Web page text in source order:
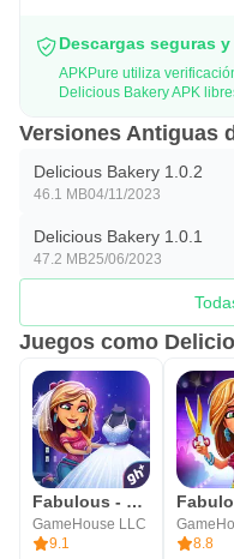
Descargas seguras
APKPure utiliza
Delicious Bakery APK
Versiones Antiguas
Delicious Bakery 1.0.2
46.1 MB04/11/2023
Delicious Bakery 1.0.1
47.2 MB25/06/2023
Juegos como
Fabulous - Wedding Disaster
GameHouse LLC
9.1
8.8